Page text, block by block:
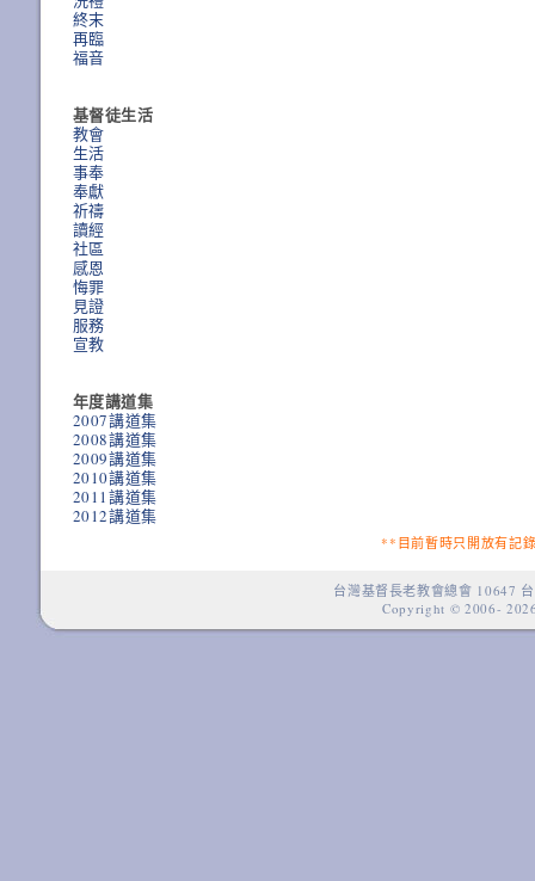
終末
再臨
福音
基督徒生活
教會
生活
事奉
奉獻
祈禱
讀經
社區
感恩
悔罪
見證
服務
宣教
年度講道集
2007講道集
2008講道集
2009講道集
2010講道集
2011講道集
2012講道集
**目前暫時只開放有記
台灣基督長老教會總會 10647
Copyright © 2006-